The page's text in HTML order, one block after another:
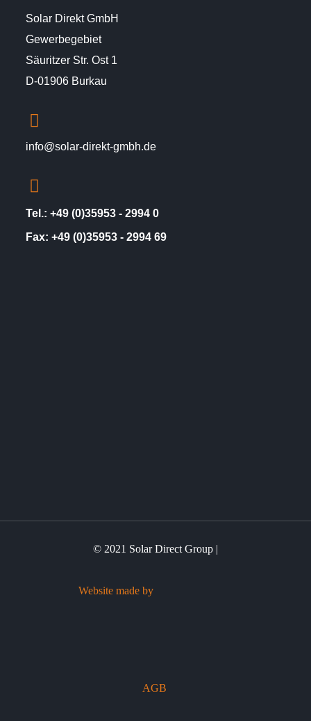
Solar Direkt GmbH
Gewerbegebiet
Säuritzer Str. Ost 1
D-01906 Burkau
info@solar-direkt-gmbh.de
Tel.: +49 (0)35953 - 2994 0
Fax: +49 (0)35953 - 2994 69
© 2021 Solar Direct Group |
Website made by
AGB